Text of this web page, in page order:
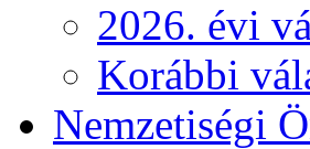
2026. évi
Korábbi
Nemzetiségi